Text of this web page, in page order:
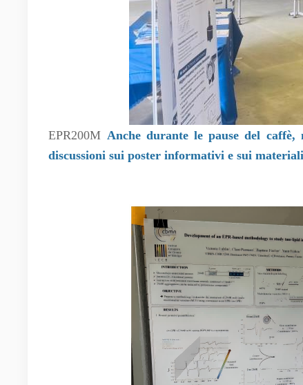
EPR200M Anche durante le pause del
discussioni sui poster informativi e sui